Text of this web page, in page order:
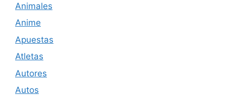
Animales
Anime
Apuestas
Atletas
Autores
Autos